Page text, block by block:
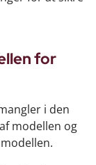
for
i den
modellen og